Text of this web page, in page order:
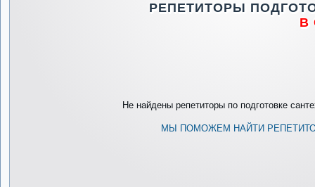
РЕПЕТИТОРЫ
В
Не найдены репетиторы по подготовке
МЫ ПОМОЖЕМ НАЙТИ